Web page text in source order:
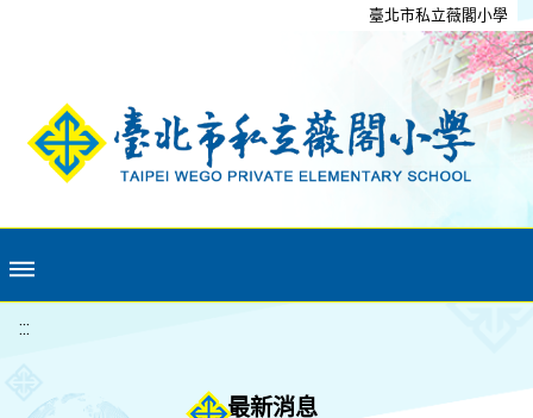
臺北市私立薇閣小學
:::
最新消息